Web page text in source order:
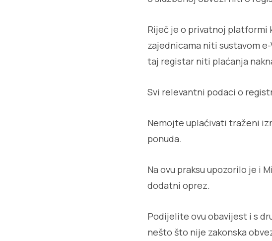
Riječ je o privatnoj platformi
zajednicama niti sustavom
taj registar niti plaćanja
Svi relevantni podaci o
Nemojte uplaćivati traženi
ponuda.
Na ovu praksu upozorilo je i
dodatni oprez.
Podijelite ovu obavijest i s
nešto što nije zakonska